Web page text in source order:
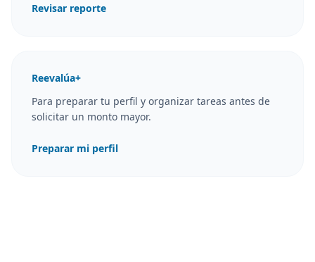
Revisar reporte
Reevalúa+
Para preparar tu perfil y organizar tareas antes de
solicitar un monto mayor.
Preparar mi perfil